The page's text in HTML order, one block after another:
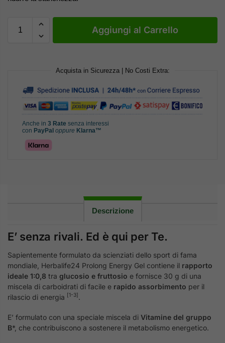
Aggiungi al Carrello
Acquista in Sicurezza | No Costi Extra:
Anche in 3 Rate senza interessi
con PayPal oppure Klarna™
Descrizione
E’ senza rivali. Ed è qui per Te.
Sapientemente formulato da scienziati dello sport di fama
mondiale, Herbalife24 Prolong Energy Gel contiene il rapporto
ideale 1:0,8 tra glucosio e fruttosio e fornisce 30 g di una
miscela di carboidrati di facile e rapido assorbimento per il
rilascio di energia [1-3] .
E’ formulato con una speciale miscela di Vitamine del gruppo
B*, che contribuiscono a sostenere il metabolismo energetico.